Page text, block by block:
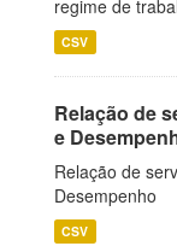
regime de
CSV
Relação de
e
Relação de
Desempenho
CSV